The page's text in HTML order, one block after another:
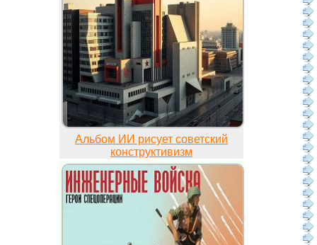
Альбом ИИ рисует советский
конструктивизм